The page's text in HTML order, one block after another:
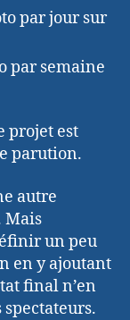
par jour sur
par semaine
projet est
parution.
autre
Mais
un peu
en y ajoutant
final n’en